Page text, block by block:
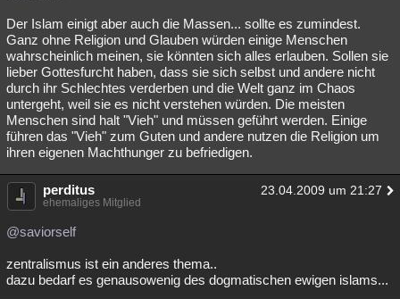
Der Islam einigt aber auch die Massen... sollte es zumindest.
Ganz ohne Religion und Glauben würden einige Menschen
wahrscheinlich meinen, sie könnten sich alles erlauben. Sollen sie
lieber Gottesfurcht haben, dass sie sich selbst und andere nicht
durch ihr Schlechtes verderben und die Welt ganz im Chaos
untergeht, weil sie es nicht verstehen würden. Die meisten
Menschen sind halt "Vieh" und müssen geführt werden. Einige
führen das "Vieh" zum Guten und andere nutzen die Religion um
ihren eigenen Machthunger zu befriedigen.
perditus 23.04.2009 um 21:27
ehemaliges Mitglied
@saviorself
zentralismus ist ein anderes thema..
dazu bedarf es genausowenig des dogmatischen ewigen islams...